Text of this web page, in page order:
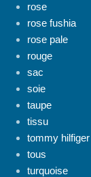
rose
rose fushia
rose pale
rouge
sac
soie
taupe
tissu
tommy hilfiger
tous
turquoise